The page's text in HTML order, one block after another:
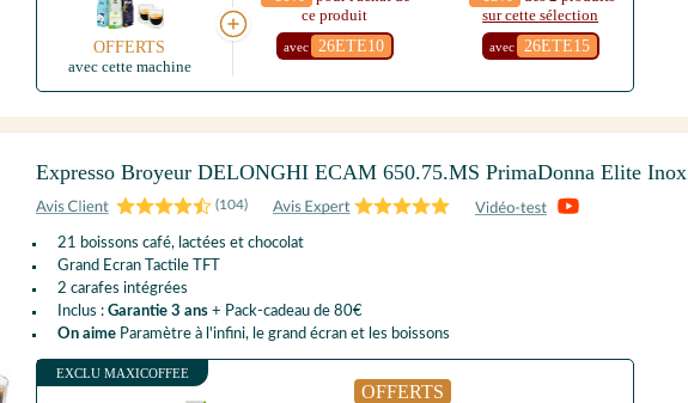
OFFERTS
avec cette machine
ce produit
avec 26ETE10
sur cette sélection
avec 26ETE15
Expresso Broyeur DELONGHI ECAM 650.75.MS PrimaDonna Elite Inox
(104)
21 boissons café, lactées et chocolat
Grand Ecran Tactile TFT
2 carafes intégrées
Inclus : Garantie 3 ans+ Pack-cadeau de 80€
On aimeParamètre à l'infini, le grand écran et les boissons
EXCLU MAXICOFFEE
OFFERTS